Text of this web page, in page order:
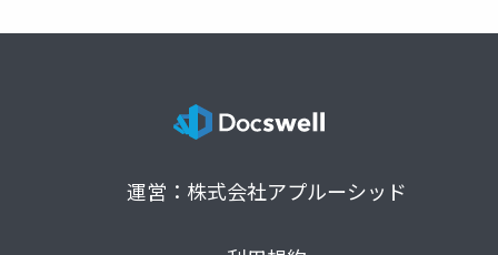
運営：株式会社アプルーシッド